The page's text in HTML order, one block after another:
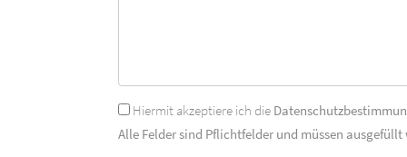
Hiermit akzeptiere ich die
Alle Felder sind Pflichtfelder und müssen ausgefüllt